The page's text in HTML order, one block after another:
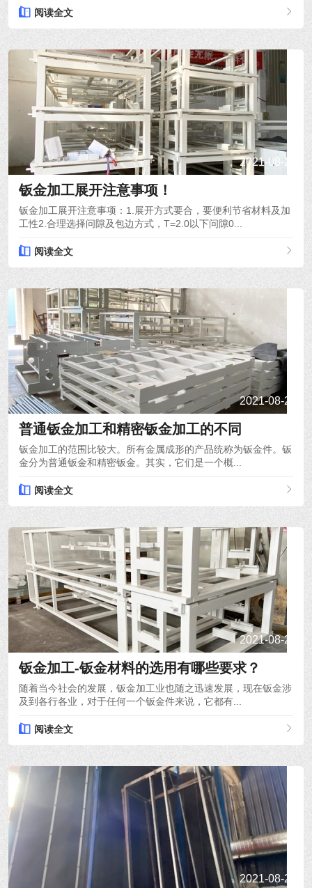
阅读全文
2021-08-26
钣金加工展开注意事项！
钣金加工展开注意事项：1.展开方式要合，要便利节省材料及加
工性2.合理选择问隙及包边方式，T=2.0以下问隙0...
阅读全文
2021-08-24
普通钣金加工和精密钣金加工的不同
钣金加工的范围比较大。所有金属成形的产品统称为钣金件。钣
金分为普通钣金和精密钣金。其实，它们是一个概...
阅读全文
2021-08-22
钣金加工-钣金材料的选用有哪些要求？
随着当今社会的发展，钣金加工业也随之迅速发展，现在钣金涉
及到各行各业，对于任何一个钣金件来说，它都有...
阅读全文
2021-08-20